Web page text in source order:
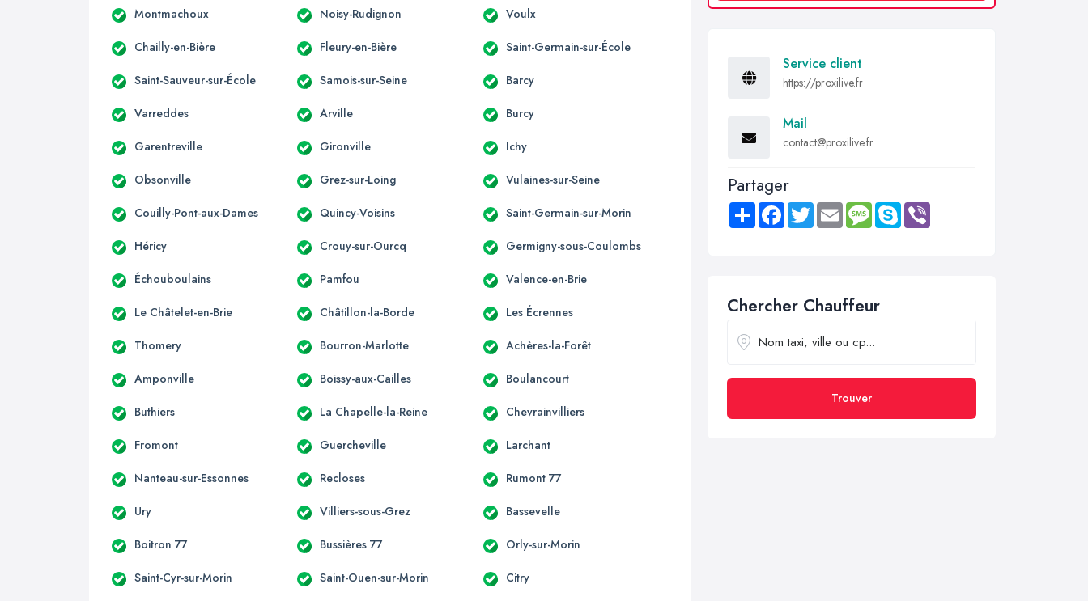
Montmachoux Noisy-Rudignon Voulx
Chailly-en-Bière Fleury-en-Bière Saint-Germain-sur-École
Saint-Sauveur-sur-École Samois-sur-Seine Barcy
Varreddes Arville Burcy
Garentreville Gironville Ichy
Obsonville Grez-sur-Loing Vulaines-sur-Seine
Couilly-Pont-aux-Dames Quincy-Voisins Saint-Germain-sur-Morin
Héricy Crouy-sur-Ourcq Germigny-sous-Coulombs
Échouboulains Pamfou Valence-en-Brie
Le Châtelet-en-Brie Châtillon-la-Borde Les Écrennes
Thomery Bourron-Marlotte Achères-la-Forêt
Amponville Boissy-aux-Cailles Boulancourt
Buthiers La Chapelle-la-Reine Chevrainvilliers
Fromont Guercheville Larchant
Nanteau-sur-Essonnes Recloses Rumont 77
Ury Villiers-sous-Grez Bassevelle
Boitron 77 Bussières 77 Orly-sur-Morin
Saint-Cyr-sur-Morin Saint-Ouen-sur-Morin Citry
Service client
https://proxilive.fr
Mail
contact@proxilive.fr
Partager
Share FacebookTwitter Email MessageSkype
Chercher Chauffeur
Trouver